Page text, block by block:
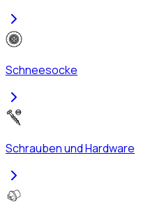
Schneesocke
Schrauben und Hardware